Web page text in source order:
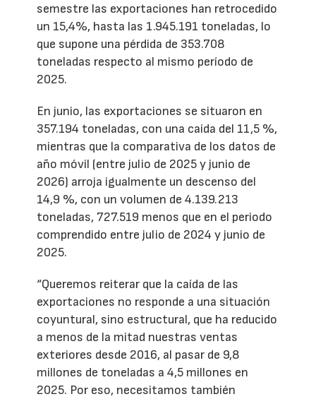
semestre las exportaciones han retrocedido
un 15,4%, hasta las 1.945.191 toneladas, lo
que supone una pérdida de 353.708
toneladas respecto al mismo período de
2025.
En junio, las exportaciones se situaron en
357.194 toneladas, con una caída del 11,5 %,
mientras que la comparativa de los datos de
año móvil (entre julio de 2025 y junio de
2026) arroja igualmente un descenso del
14,9 %, con un volumen de 4.139.213
toneladas, 727.519 menos que en el periodo
comprendido entre julio de 2024 y junio de
2025.
“Queremos reiterar que la caída de las
exportaciones no responde a una situación
coyuntural, sino estructural, que ha reducido
a menos de la mitad nuestras ventas
exteriores desde 2016, al pasar de 9,8
millones de toneladas a 4,5 millones en
2025. Por eso, necesitamos también